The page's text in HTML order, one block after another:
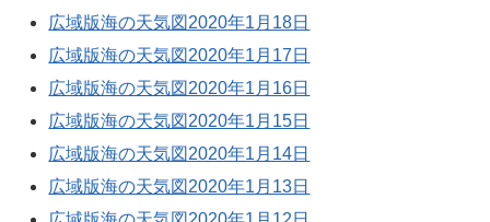
広域版海の天気図2020年1月18日
広域版海の天気図2020年1月17日
広域版海の天気図2020年1月16日
広域版海の天気図2020年1月15日
広域版海の天気図2020年1月14日
広域版海の天気図2020年1月13日